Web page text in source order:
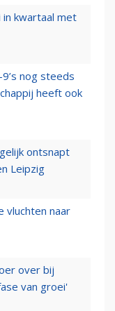
kwartaal met
nog steeds
heeft ook
ontsnapt
Leipzig
vluchten naar
over bij
van groei'